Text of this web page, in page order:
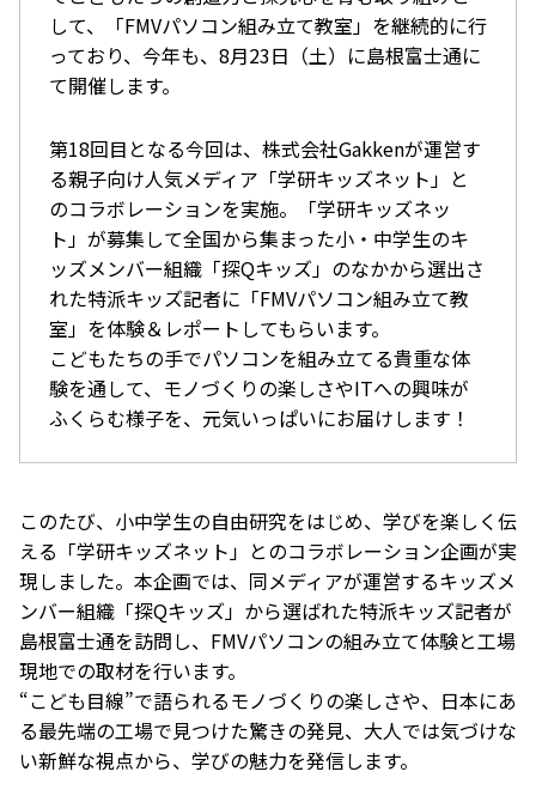
して、「FMVパソコン組み立て教室」を継続的に行
っており、今年も、8月23日（土）に島根富士通に
て開催します。
第18回目となる今回は、株式会社Gakkenが運営す
る親子向け人気メディア「学研キッズネット」と
のコラボレーションを実施。「学研キッズネッ
ト」が募集して全国から集まった小・中学生のキ
ッズメンバー組織「探Qキッズ」のなかから選出さ
れた特派キッズ記者に「FMVパソコン組み立て教
室」を体験＆レポートしてもらいます。
こどもたちの手でパソコンを組み立てる貴重な体
験を通して、モノづくりの楽しさやITへの興味が
ふくらむ様子を、元気いっぱいにお届けします！
このたび、小中学生の自由研究をはじめ、学びを楽しく伝
える「学研キッズネット」とのコラボレーション企画が実
現しました。本企画では、同メディアが運営するキッズメ
ンバー組織「探Qキッズ」から選ばれた特派キッズ記者が
島根富士通を訪問し、FMVパソコンの組み立て体験と工場
現地での取材を行います。
“こども目線”で語られるモノづくりの楽しさや、日本にあ
る最先端の工場で見つけた驚きの発見、大人では気づけな
い新鮮な視点から、学びの魅力を発信します。